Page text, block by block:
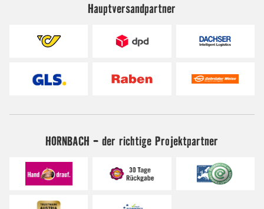
Hauptversandpartner
HORNBACH - der richtige Projektpartner